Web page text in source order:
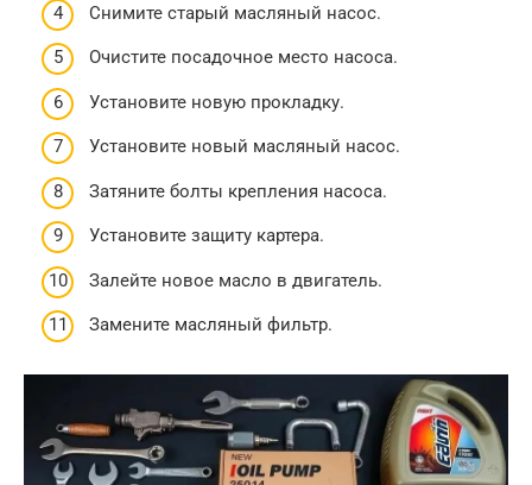
Снимите старый масляный насос.
Очистите посадочное место насоса.
Установите новую прокладку.
Установите новый масляный насос.
Затяните болты крепления насоса.
Установите защиту картера.
Залейте новое масло в двигатель.
Замените масляный фильтр.